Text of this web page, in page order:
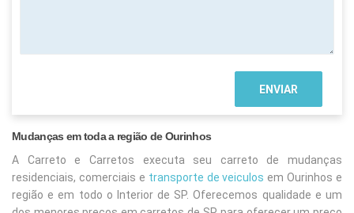
Mudanças em toda a região de Ourinhos
A Carreto e Carretos executa seu carreto de mudanças
residenciais, comerciais e transporte de veiculos em Ourinhos e
região e em todo o Interior de SP. Oferecemos qualidade e um